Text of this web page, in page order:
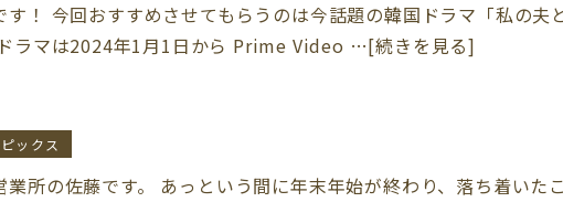
！ 今回おすすめさせてもらうのは今話題の韓国ドラマ「私の夫
ラマは2024年1月1日から Prime Video …[続きを見る]
ックス
業所の佐藤です。 あっという間に年末年始が終わり、落ち着いた